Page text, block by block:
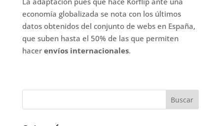
economía globalizada se nota con los últimos
datos obtenidos del conjunto de webs en España,
que suben hasta el 50% de las que permiten
hacer envíos internacionales.